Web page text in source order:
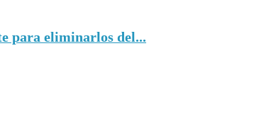
para eliminarlos del...